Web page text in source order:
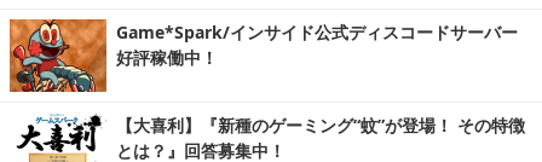
Game*Spark/インサイド公式ディスコードサーバー
好評稼働中！
【大喜利】『新種のゲーミング“蚊”が登場！ その特徴
とは？』回答募集中！